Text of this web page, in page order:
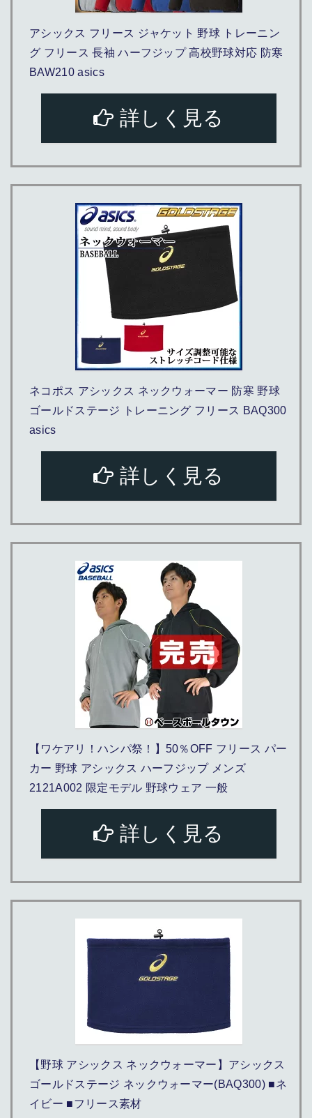
アシックス フリース ジャケット 野球 トレーニン
グ フリース 長袖 ハーフジップ 高校野球対応 防寒
BAW210 asics
詳しく見る
ネコポス アシックス ネックウォーマー 防寒 野球
ゴールドステージ トレーニング フリース BAQ300
asics
詳しく見る
【ワケアリ！ハンパ祭！】50％OFF フリース パー
カー 野球 アシックス ハーフジップ メンズ
2121A002 限定モデル 野球ウェア 一般
詳しく見る
【野球 アシックス ネックウォーマー】アシックス
ゴールドステージ ネックウォーマー(BAQ300) ■ネ
イビー ■フリース素材